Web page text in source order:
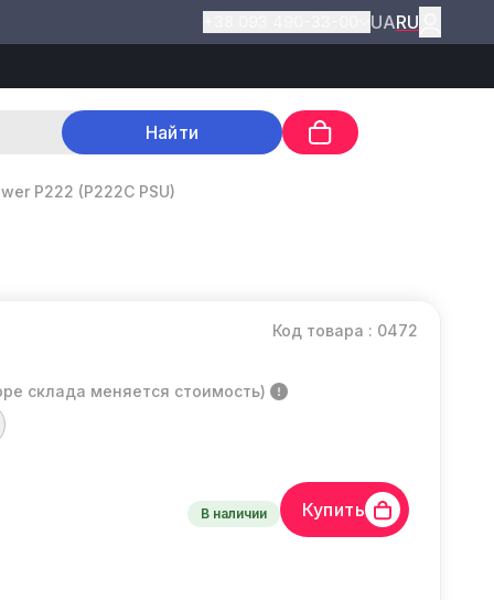
UARU
Найти
P222 (P222C PSU)
Код товара : 0472
склада меняется стоимость)
В наличии Купить